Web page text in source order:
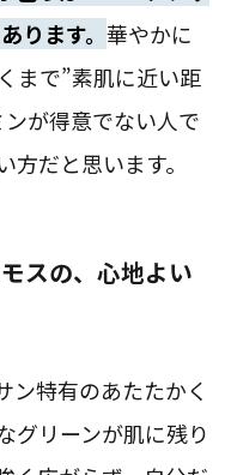
ります。 華やかに
まで”素肌に近い距
が得意でない人で
だと思います。
スの、心地よい
ン特有のあたたかく
グリーンが肌に残り